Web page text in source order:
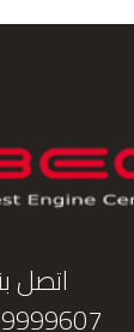
اتصل